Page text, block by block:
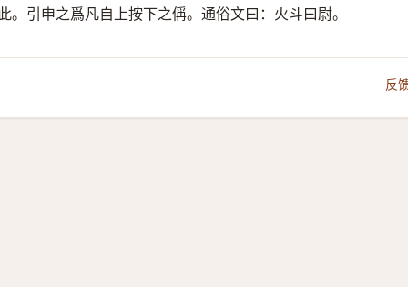
。引申之爲凡自上按下之偁。通俗文曰：火斗曰尉。
反